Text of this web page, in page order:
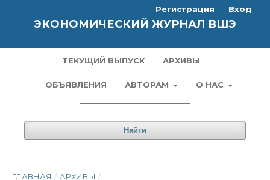
ЭКОНОМИЧЕСКИЙ ЖУРНАЛ ВШЭ
ТЕКУЩИЙ ВЫПУСК АРХИВЫ
ОБЪЯВЛЕНИЯ АВТОРАМ О НАС
Найти
Регистрация Вход
ГЛАВНАЯ / АРХИВЫ /